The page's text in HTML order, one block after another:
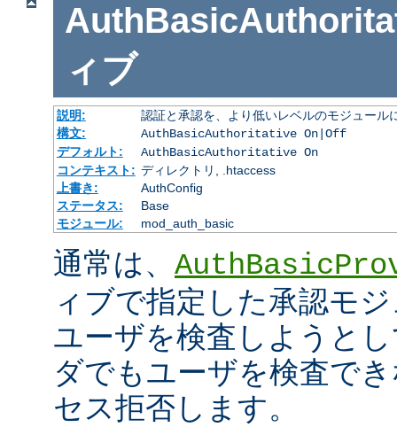
ィブ
説明:
認証と承認を、より低いレベルのモジュール
構文:
AuthBasicAuthoritative On|Off
デフォルト:
AuthBasicAuthoritative On
コンテキスト: ディレクトリ, .htaccess
上書き:
AuthConfig
ステータス:
Base
モジュール:
mod_auth_basic
通常は、
ィブで指定した承認モ
ユーザを検査しようと
ダでもユーザを検査で
セス拒否します。